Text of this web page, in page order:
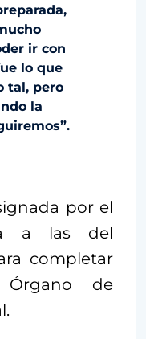
ir con
lo que
tal, pero
la
por el
a las del
completar
de